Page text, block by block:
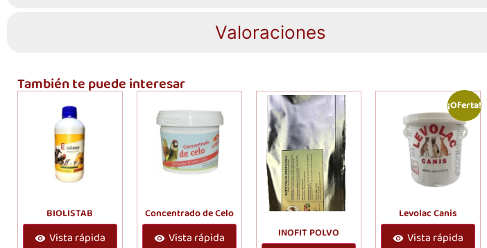
Valoraciones
También te puede interesar
BIOLISTAB
Vista rápida
Concentrado de Celo
Vista rápida INOFIT POLVO
¡Oferta!
Levolac Canis
Vista rápida